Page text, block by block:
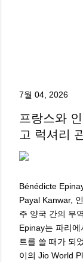
7월 04, 2026
프랑스와
고 럭셔리
Bénédicte
Payal Kanwar,
주 양국 간의 무
Epinay는 파리
트를 쓸 때가 되
이의 Jio World